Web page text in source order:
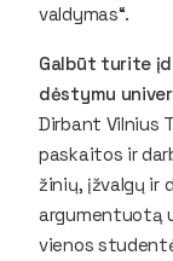
valdymas“.
Galbūt turite
dėstymu
Dirbant Vilnius
paskaitos ir
žinių, įžvalgų ir
argumentuotą
vienos